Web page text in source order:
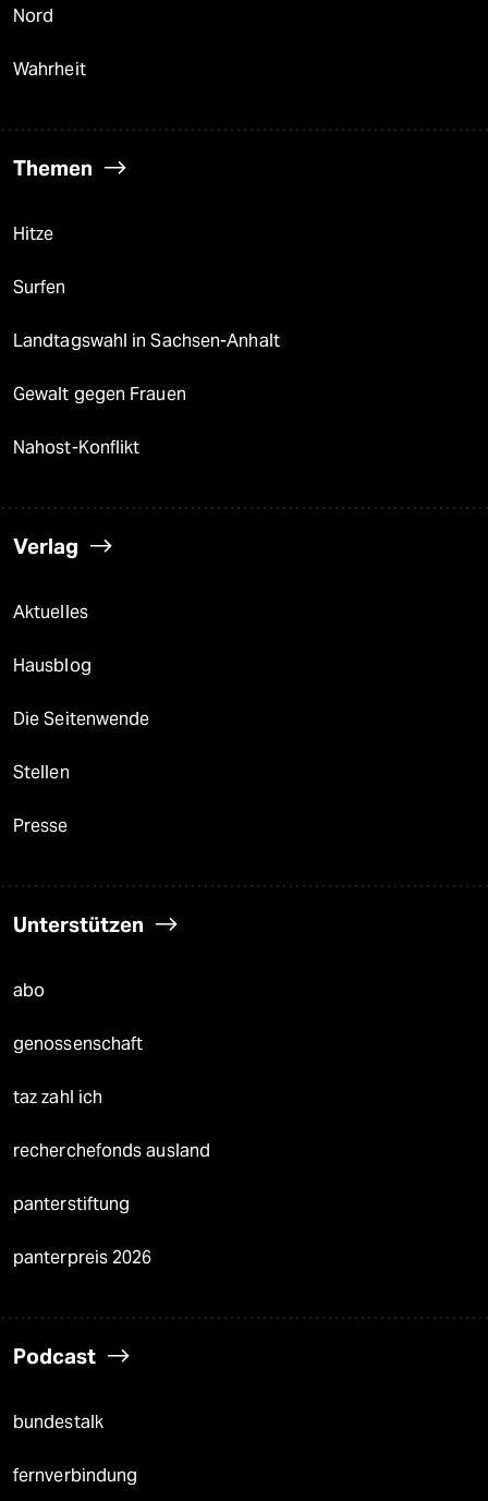
Nord
Wahrheit
Themen
Hitze
Surfen
Landtagswahl in Sachsen-Anhalt
Gewalt gegen Frauen
Nahost-Konflikt
Verlag
Aktuelles
Hausblog
Die Seitenwende
Stellen
Presse
Unterstützen
abo
genossenschaft
taz zahl ich
recherchefonds ausland
panterstiftung
panterpreis 2026
Podcast
bundestalk
fernverbindung